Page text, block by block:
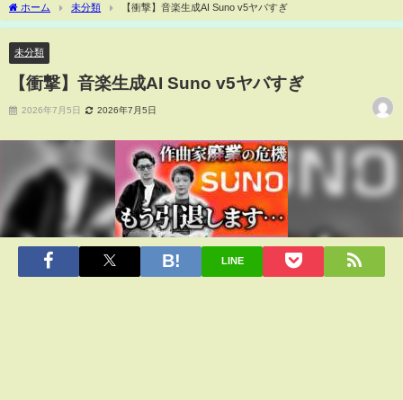
ホーム 未分類 【衝撃】音楽生成AI Suno v5ヤバすぎ
未分類
【衝撃】音楽生成AI Suno v5ヤバすぎ
2026年7月5日 2026年7月5日
LINE